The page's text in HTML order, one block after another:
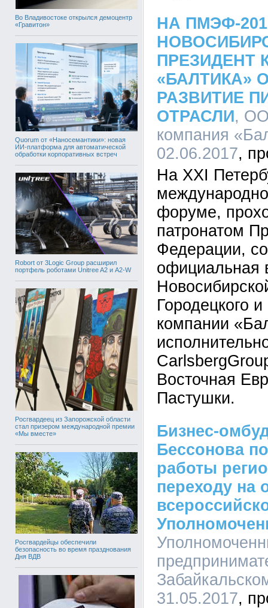
Во Владивостоке открылся демоцентр
«Гравитон»
Quorum от «Наносемантики»: новая
ИИ-платформа для автоматической
обработки корпоративных встреч
Robort от 3Logic Group расширил
портфель роботами Unitree A2 и A2-W
Росгвардеец из Запорожской области
стал призером международной премии
«Мы вместе»
Росгвардейцы обеспечили
безопасность во время празднования
Дня ВДВ
НА ПМЭФ-
ПРЕЗИДЕНТ
«БАЛТИКА»
РАЗВИТИЕ
ОТРАСЛИ,
компания
02.06.2017
На ХХI
форуме,
патронатом
Федерации,
официальная
Городецкого
компании
Восточная
Пастушки.
Бизнес-
Бессонова
работы
переходу на
31.05.2017